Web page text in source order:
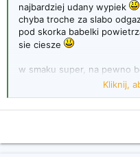
najbardziej udany wypiek
chyba troche za slabo
pod skorka babelki
sie ciesze
w smaku super, na pewno
Pan Zakwas nie takiKliknij,